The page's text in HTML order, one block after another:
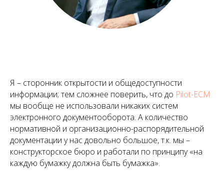
Я – сторонник открытости и общедоступности
информации; тем сложнее поверить, что до Pilot-ECM
мы вообще не использовали никаких систем
электронного документооборота. А количество
нормативной и организационно-распорядительной
документации у нас довольно большое, т.к. мы –
конструкторское бюро и работали по принципу «на
каждую бумажку должна быть бумажка».